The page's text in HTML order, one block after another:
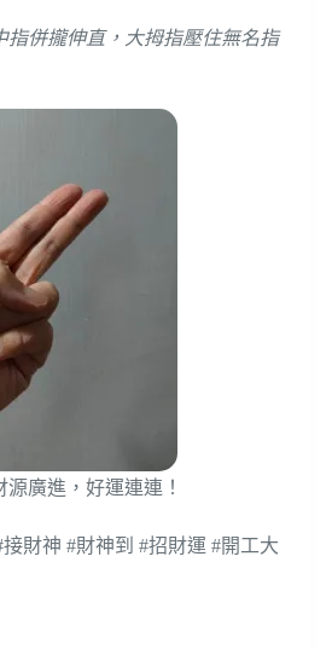
指併攏伸直，大拇指壓住無名指
廣進，好運連連！
財神 #財神到 #招財運 #開工大